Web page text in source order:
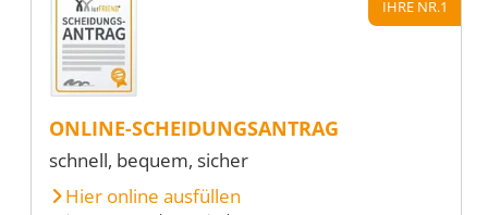
IHRE NR.1
ONLINE-SCHEIDUNGSANTRAG
schnell, bequem, sicher
Hier online ausfüllen